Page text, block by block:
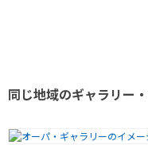
同じ地域のギャラリー